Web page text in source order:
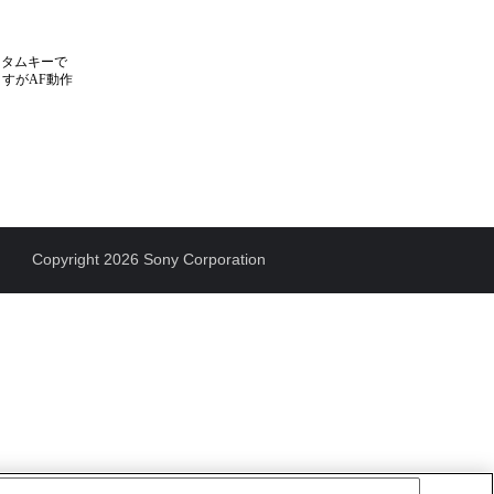
ムキーで
がAF動作
Copyright 2026 Sony Corporation